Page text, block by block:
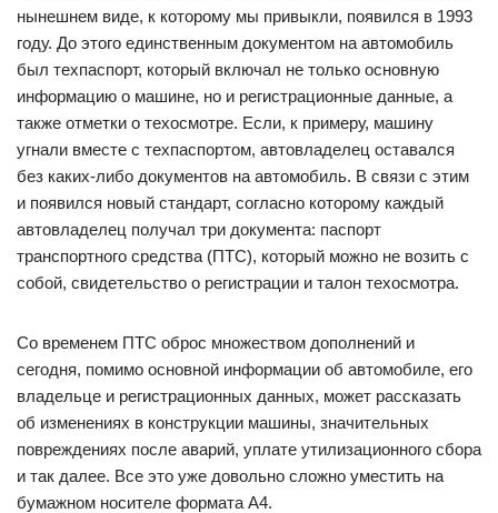
нынешнем виде, к которому мы привыкли, появился в 1993
году. До этого единственным документом на автомобиль
был техпаспорт, который включал не только основную
информацию о машине, но и регистрационные данные, а
также отметки о техосмотре. Если, к примеру, машину
угнали вместе с техпаспортом, автовладелец оставался
без каких-либо документов на автомобиль. В связи с этим
и появился новый стандарт, согласно которому каждый
автовладелец получал три документа: паспорт
транспортного средства (ПТС), который можно не возить с
собой, свидетельство о регистрации и талон техосмотра.
Со временем ПТС оброс множеством дополнений и
сегодня, помимо основной информации об автомобиле, его
владельце и регистрационных данных, может рассказать
об изменениях в конструкции машины, значительных
повреждениях после аварий, уплате утилизационного сбора
и так далее. Все это уже довольно сложно уместить на
бумажном носителе формата А4.